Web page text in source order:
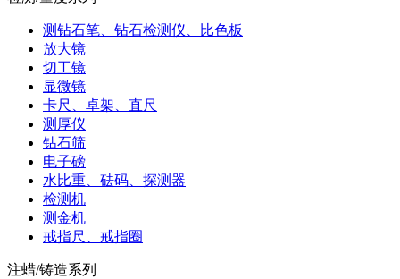
测钻石笔、钻石检测仪、比色板
放大镜
切工镜
显微镜
卡尺、卓架、直尺
测厚仪
钻石筛
电子磅
水比重、砝码、探测器
检测机
测金机
戒指尺、戒指圈
注蜡/铸造系列